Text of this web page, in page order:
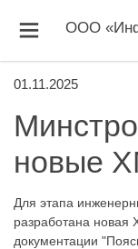
ООО
01.11.2025
новые
Для этапа
разработана новая
документации